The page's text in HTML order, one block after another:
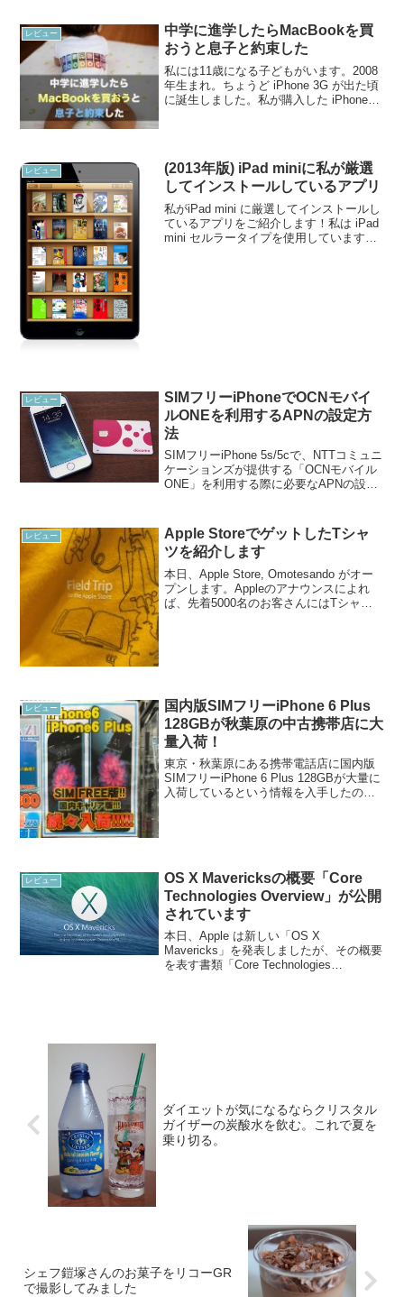
レビュー
中学に進学したらMacBookを買
おうと息子と約束した
私には11歳になる子どもがいます。2008
年生まれ。ちょうど iPhone 3G が出た頃
に誕生しました。私が購入した iPhone
レビュー
(2013年版) iPad miniに私が厳選
してインストールしているアプリ
私がiPad mini に厳選してインストールし
ているアプリをご紹介します！私は iPad
mini セルラータイプを使用しています。
レビュー
SIMフリーiPhoneでOCNモバイ
ルONEを利用するAPNの設定方
法
SIMフリーiPhone 5s/5cで、NTTコミュニ
ケーションズが提供する「OCNモバイル
ONE」を利用する際に必要なAPNの設定
に、Mac/PC 側でA...
レビュー
Apple StoreでゲットしたTシャ
ツを紹介します
本日、Apple Store, Omotesando がオー
プンします。Appleのアナウンスによれ
ば、先着5000名のお客さんにはTシャツ
レビュー
国内版SIMフリーiPhone 6 Plus
128GBが秋葉原の中古携帯店に大
量入荷！
東京・秋葉原にある携帯電話店に国内版
SIMフリーiPhone 6 Plus 128GBが大量に
入荷しているという情報を入手したの
レビュー
OS X Mavericksの概要「Core
Technologies Overview」が公開
されています
本日、Apple は新しい「OS X
Mavericks」を発表しましたが、その概要
を表す書類「Core Technologies
ダイエットが気になるならクリスタル
ガイザーの炭酸水を飲む。これで夏を
乗り切る。
シェフ鎧塚さんのお菓子をリコーGR
で撮影してみました